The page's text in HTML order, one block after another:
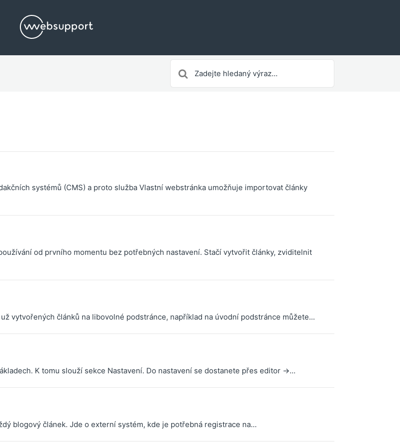
For
systémů (CMS) a proto služba Vlastní webstránka umožňuje importovat články
od prvního momentu bez potřebných nastavení. Stačí vytvořit články, zviditelnit
vytvořených článků na libovolné podstránce, například na úvodní podstránce můžete...
K tomu slouží sekce Nastavení. Do nastavení se dostanete přes editor ->...
blogový článek. Jde o externí systém, kde je potřebná registrace na...